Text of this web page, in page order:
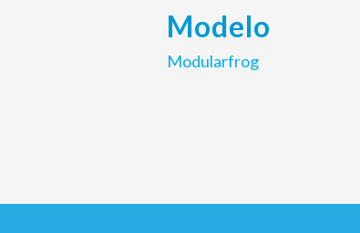
Modelo
Modularfrog